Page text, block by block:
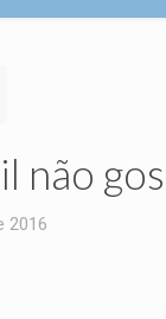
não
2016